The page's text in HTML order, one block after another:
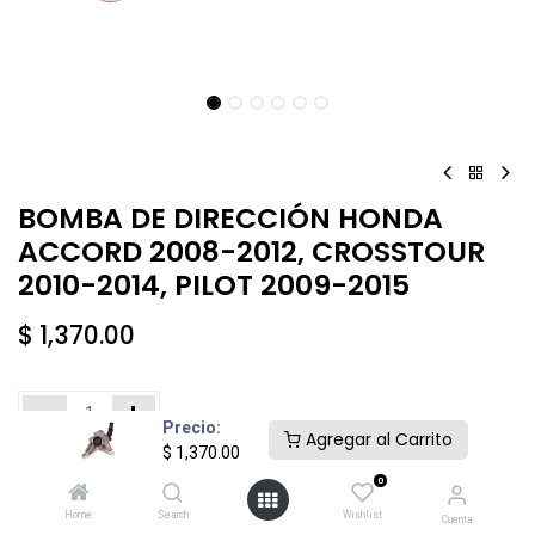
Precio:
$ 1,370.00
Agregar al Carrito
Home Search
0
Wishlist Cuenta
BOMBA DE DIRECCIÓN HONDA
ACCORD 2008-2012, CROSSTOUR
2010-2014, PILOT 2009-2015
$ 1,370.00
Comprar ahora
Agregar a la lista de deseos